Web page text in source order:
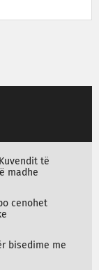
të
madhe
cenohet
bisedime me